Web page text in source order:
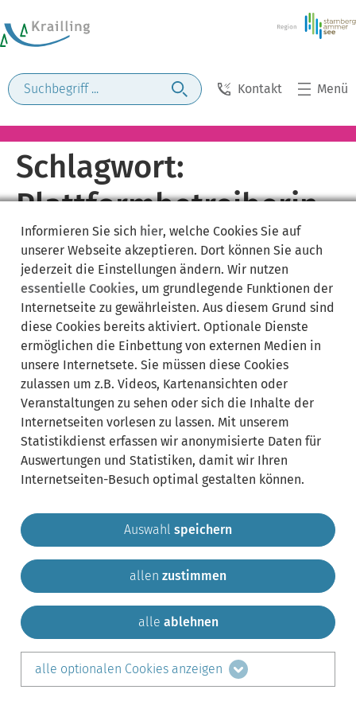
Kontakt Menü
Schlagwort:
Plattformbetreiberin
Gemeinde Krailling Impressum
Sitemap
Kontakt
teilen auf:
LinkedIn
Informieren Sie sich hier, welche Cookies Sie auf
unserer Webseite akzeptieren. Dort können Sie auch
jederzeit die Einstellungen ändern. Wir nutzen
essentielle Cookies, um grundlegende Funktionen der
Internetseite zu gewährleisten. Aus diesem Grund sind
diese Cookies bereits aktiviert. Optionale Dienste
ermöglichen die Einbettung von externen Medien in
unsere Internetsete. Sie müssen diese Cookies
zulassen um z.B. Videos, Kartenansichten oder
Veranstaltungen zu sehen oder sich die Inhalte der
Internetseiten vorlesen zu lassen. Mit unserem
Statistikdienst erfassen wir anonymisierte Daten für
Auswertungen und Statistiken, damit wir Ihren
Internetseiten-Besuch optimal gestalten können.
Auswahl speichern
allen zustimmen
alle ablehnen
alle optionalen Cookies anzeigen